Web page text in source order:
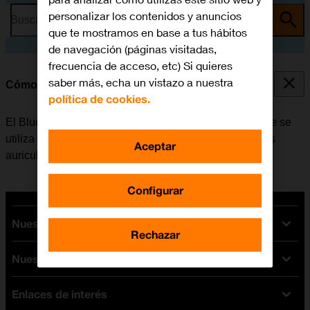
Busca por problema o tema
Cómo vincular un dispositivo Bluetooth al móvil
El Bluetooth es una forma de conexión inalámbrica que se
utiliza para establecer conexión con, por ejemplo, unos
auriculares inalámbricos o un teclado.
Nuestras tarifas
Tarifas Orange
Tarifas fibra y móvil
Tarifas móviles
Nuestros dispositivos
Ofertas en móviles
Enlaces de interés
personalizar los contenidos y anuncios
que te mostramos en base a tus hábitos
de navegación (páginas visitadas,
frecuencia de acceso, etc) Si quieres
saber más, echa un vistazo a nuestra
política de cookies.
Configurar
Rechazar
Aceptar